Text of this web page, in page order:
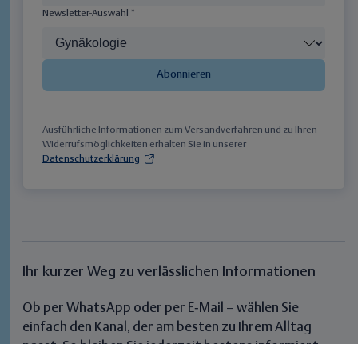
Newsletter-Auswahl *
Abonnieren
Ausführliche Informationen zum Versandverfahren und zu Ihren
Widerrufsmöglichkeiten erhalten Sie in unserer
Datenschutzerklärung
Ihr kurzer Weg zu verlässlichen Informationen
Ob per WhatsApp oder per E‑Mail – wählen Sie
einfach den Kanal, der am besten zu Ihrem Alltag